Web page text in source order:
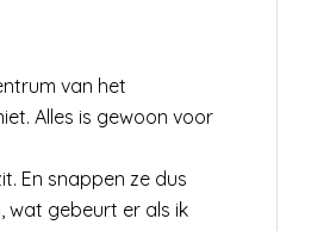
van het
Alles is gewoon voor
En snappen ze dus
wat gebeurt er als ik